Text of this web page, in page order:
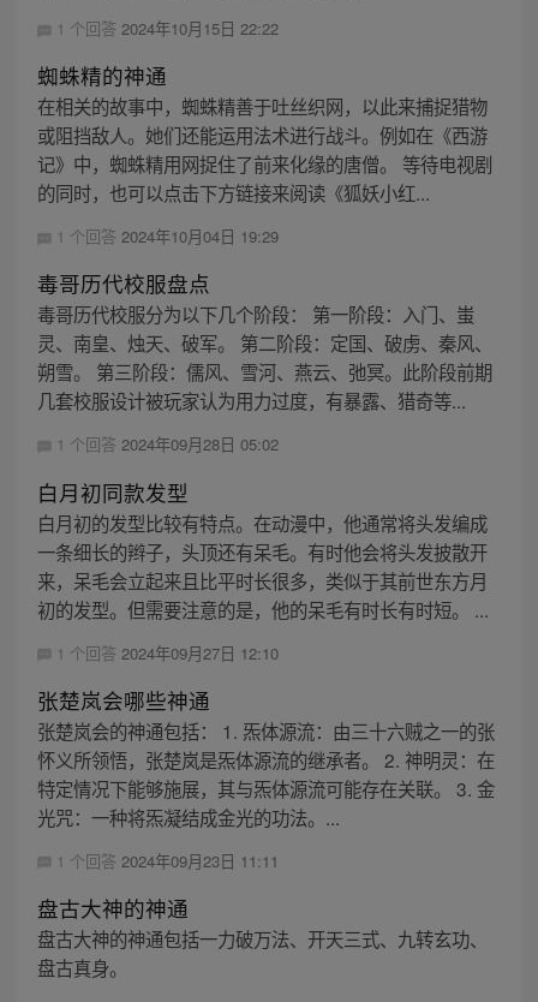
1 个回答 2024年10月15日 22:22
蜘蛛精的神通
在相关的故事中，蜘蛛精善于吐丝织网，以此来捕捉猎物
或阻挡敌人。她们还能运用法术进行战斗。例如在《西游
记》中，蜘蛛精用网捉住了前来化缘的唐僧。 等待电视剧
的同时，也可以点击下方链接来阅读《狐妖小红...
1 个回答 2024年10月04日 19:29
毒哥历代校服盘点
毒哥历代校服分为以下几个阶段： 第一阶段：入门、蚩
灵、南皇、烛天、破军。 第二阶段：定国、破虏、秦风、
朔雪。 第三阶段：儒风、雪河、燕云、弛冥。此阶段前期
几套校服设计被玩家认为用力过度，有暴露、猎奇等...
1 个回答 2024年09月28日 05:02
白月初同款发型
白月初的发型比较有特点。在动漫中，他通常将头发编成
一条细长的辫子，头顶还有呆毛。有时他会将头发披散开
来，呆毛会立起来且比平时长很多，类似于其前世东方月
初的发型。但需要注意的是，他的呆毛有时长有时短。 ...
1 个回答 2024年09月27日 12:10
张楚岚会哪些神通
张楚岚会的神通包括： 1. 炁体源流：由三十六贼之一的张
怀义所领悟，张楚岚是炁体源流的继承者。 2. 神明灵：在
特定情况下能够施展，其与炁体源流可能存在关联。 3. 金
光咒：一种将炁凝结成金光的功法。...
1 个回答 2024年09月23日 11:11
盘古大神的神通
盘古大神的神通包括一力破万法、开天三式、九转玄功、
盘古真身。